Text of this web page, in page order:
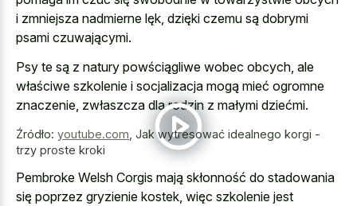
i zmniejsza nadmierne lęk, dzięki czemu są dobrymi
psami czuwającymi.
Psy te są z natury powściągliwe wobec obcych, ale
właściwe szkolenie i socjalizacja mogą mieć ogromne
znaczenie, zwłaszcza dla rodzin z małymi dziećmi.
Źródło: youtube.com Jak wytresować idealnego korgi -
trzy proste kroki
Pembroke Welsh Corgis mają skłonność do stadowania
się poprzez gryzienie kostek, więc szkolenie jest